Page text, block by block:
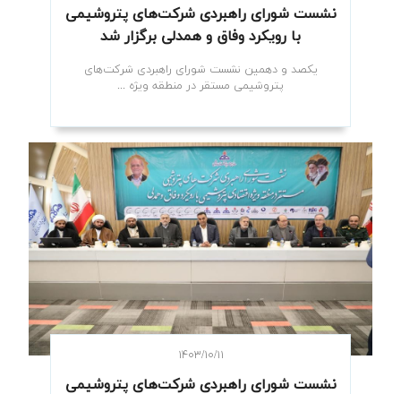
نشست شورای راهبردی شرکت‌های پتروشیمی
با رویکرد وفاق و همدلی برگزار شد
یکصد و دهمین نشست شورای راهبردی شرکت‌های
پتروشیمی مستقر در منطقه ویژه ...
۱۴۰۳/۱۰/۱۱
نشست شورای راهبردی شرکت‌های پتروشیمی